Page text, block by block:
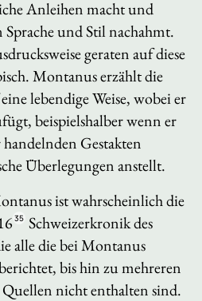
Anleihen macht und
und Stil nachahmt.
geraten auf diese
Montanus erzählt die
lebendige Weise, wobei er
beispielshalber wenn er
Gestakten
Überlegungen anstellt.
ist wahrscheinlich die
35 Schweizerkronikdes
alle die bei Montanus
bis hin zu mehreren
nicht enthalten sind.